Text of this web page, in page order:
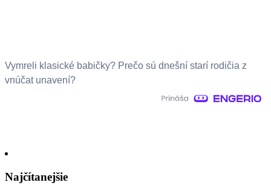
Vymreli klasické babičky? Prečo sú dnešní starí rodičia z
vnúčat unavení?
Najčítanejšie